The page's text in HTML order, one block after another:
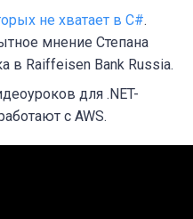
не хватает в C#.
мнение Степана
в Raiffeisen Bank Russia.
для .NET-
с AWS.